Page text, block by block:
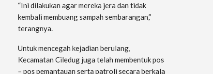
“Ini dilakukan agar mereka jera dan tidak
kembali membuang sampah sembarangan,”
terangnya.
Untuk mencegah kejadian berulang,
Kecamatan Ciledug juga telah membentuk pos
– pos pemantauan serta patroli secara berkala